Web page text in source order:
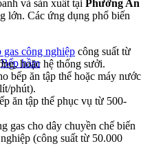
Bếp hầm
và sản xuất tại Phường An
lớn. Các ứng dụng phổ biến
gas công nghiệp công suất từ
hoặc hệ thống sưởi.
bếp ăn tập thể hoặc máy nước
phút).
ăn tập thể phục vụ từ 500-
gas cho dây chuyền chế biến
(công suất từ 50.000